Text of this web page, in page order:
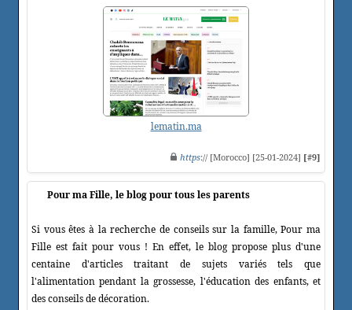
lematin.ma
https:// [Morocco] [25-01-2024] [#9]
Pour ma Fille, le blog pour tous les parents
Si vous êtes à la recherche de conseils sur la famille, Pour ma
Fille est fait pour vous ! En effet, le blog propose plus d'une
centaine d'articles traitant de sujets variés tels que
l'alimentation pendant la grossesse, l'éducation des enfants, et
des conseils de décoration.